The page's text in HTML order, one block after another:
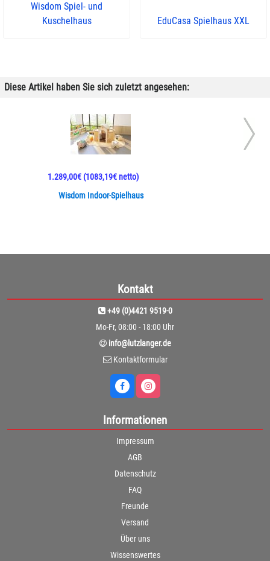
Wisdom Spiel- und
Kuschelhaus
EduCasa Spielhaus XXL
Diese Artikel haben Sie sich zuletzt angesehen:
Wisdom Indoor-Spielhaus
1.289,00€(1083,19€ netto)
Kontakt
+49 (0)4421 9519-0
Mo-Fr, 08:00 - 18:00 Uhr
info@lutzlanger.de
Kontaktformular
Informationen
Impressum
AGB
Datenschutz
FAQ
Freunde
Versand
Über uns
Wissenswertes